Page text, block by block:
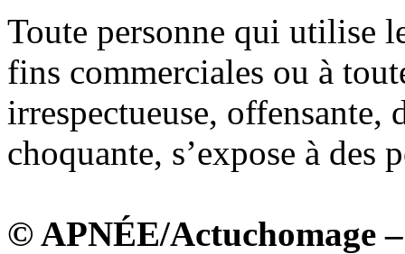
Toute personne qui utilise
fins commerciales ou à
irrespectueuse,
choquante, s’expose à des
© APNÉE/Actuchomage